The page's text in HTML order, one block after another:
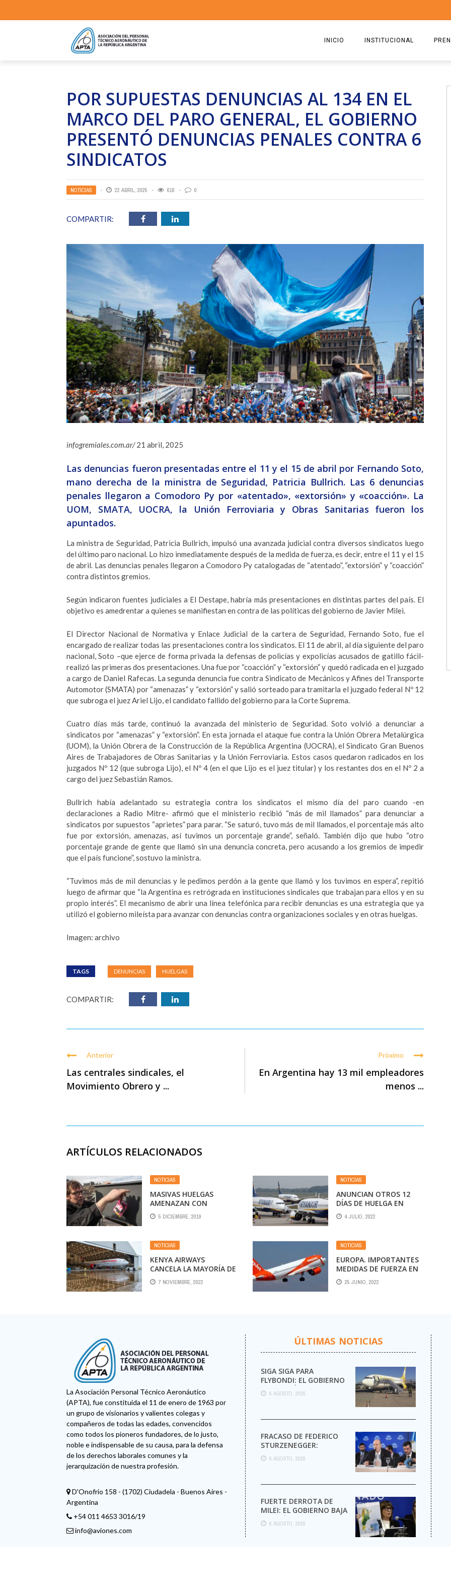
INICIO INSTITUCIONAL
ESTATUTO
COMISIÓN DIRECTIVA 2023-
RICARDO CIRIELLI
POR SUPUESTAS DENUNCIAS AL 134 EN EL
MARCO DEL PARO GENERAL, EL GOBIERNO
PRESENTÓ DENUNCIAS PENALES CONTRA 6
SINDICATOS
NOTICIAS 22 ABRIL, 2025 618 0
COMPARTIR:
infogremiales.com.ar/21 abril, 2025
Las denuncias fueron presentadas entre el 11 y el 15 de abril por Fernando Soto,
mano derecha de la ministra de Seguridad, Patricia Bullrich. Las 6 denuncias
penales llegaron a Comodoro Py por «atentado», «extorsión» y «coacción». La
UOM, SMATA, UOCRA, la Unión Ferroviaria y Obras Sanitarias fueron los
apuntados.
La ministra de Seguridad, Patricia Bullrich, impulsó una avanzada judicial contra diversos sindicatos luego
del último paro nacional. Lo hizo inmediatamente después de la medida de fuerza, es decir, entre el 11 y el 15
de abril. Las denuncias penales llegaron a Comodoro Py catalogadas de “atentado”, “extorsión” y “coacción”
contra distintos gremios.
Según indicaron fuentes judiciales a El Destape, habría más presentaciones en distintas partes del país. El
objetivo es amedrentar a quienes se manifiestan en contra de las políticas del gobierno de Javier Milei.
El Director Nacional de Normativa y Enlace Judicial de la cartera de Seguridad, Fernando Soto, fue el
encargado de realizar todas las presentaciones contra los sindicatos. El 11 de abril, al día siguiente del paro
nacional, Soto –que ejerce de forma privada la defensas de policías y expolicías acusados de gatillo fácil-
realizó las primeras dos presentaciones. Una fue por “coacción” y “extorsión” y quedó radicada en el juzgado
a cargo de Daniel Rafecas. La segunda denuncia fue contra Sindicato de Mecánicos y Afines del Transporte
Automotor (SMATA) por “amenazas” y “extorsión” y salió sorteado para tramitarla el juzgado federal Nº 12
que subroga el juez Ariel Lijo, el candidato fallido del gobierno para la Corte Suprema.
Cuatro días más tarde, continuó la avanzada del ministerio de Seguridad. Soto volvió a denunciar a
sindicatos por “amenazas” y “extorsión”. En esta jornada el ataque fue contra la Unión Obrera Metalúrgica
(UOM), la Unión Obrera de la Construcción de la República Argentina (UOCRA), el Sindicato Gran Buenos
Aires de Trabajadores de Obras Sanitarias y la Unión Ferroviaria. Estos casos quedaron radicados en los
juzgados Nº 12 (que subroga Lijo), el Nº 4 (en el que Lijo es el juez titular) y los restantes dos en el Nº 2 a
cargo del juez Sebastián Ramos.
Bullrich había adelantado su estrategia contra los sindicatos el mismo día del paro cuando -en
declaraciones a Radio Mitre- afirmó que el ministerio recibió “más de mil llamados” para denunciar a
sindicatos por supuestos “aprietes” para parar. “Se saturó, tuvo más de mil llamados, el porcentaje más alto
fue por extorsión, amenazas, así tuvimos un porcentaje grande”, señaló. También dijo que hubo “otro
porcentaje grande de gente que llamó sin una denuncia concreta, pero acusando a los gremios de impedir
que el país funcione”, sostuvo la ministra.
“Tuvimos más de mil denuncias y le pedimos perdón a la gente que llamó y los tuvimos en espera”, repitió
luego de afirmar que “la Argentina es retrógrada en instituciones sindicales que trabajan para ellos y en su
propio interés”. El mecanismo de abrir una línea telefónica para recibir denuncias es una estrategia que ya
utilizó el gobierno mileísta para avanzar con denuncias contra organizaciones sociales y en otras huelgas.
Imagen: archivo
TAGS DENUNCIAS HUELGAS
COMPARTIR:
Anterior
Las centrales sindicales, el
Movimiento Obrero y ...
Próximo
En Argentina hay 13 mil empleadores
menos ...
ARTÍCULOS RELACIONADOS
NOTICIAS
MASIVAS HUELGAS
AMENAZAN CON
PARALIZAR TRANSPORTE
EN FRANCIA
5 DICIEMBRE, 2019
NOTICIAS
ANUNCIAN OTROS 12
DÍAS DE HUELGA EN
RYANAIR
4 JULIO, 2022
NOTICIAS
KENYA AIRWAYS
CANCELA LA MAYORÍA DE
SUS VUELOS POR HUELGA
DE PILOTOS
7 NOVIEMBRE, 2022
NOTICIAS
EUROPA. IMPORTANTES
MEDIDAS DE FUERZA EN
RYANIR, EASYJET,
BRITISH AIRWAYS Y SAS
25 JUNIO, 2022
La Asociación Personal Técnico Aeronáutico
(APTA), fue constituida el 11 de enero de 1963 por
un grupo de visionarios y valientes colegas y
compañeros de todas las edades, convencidos
como todos los pioneros fundadores, de lo justo,
noble e indispensable de su causa, para la defensa
de los derechos laborales comunes y la
jerarquización de nuestra profesión.
D'Onofrio 158 - (1702) Ciudadela - Buenos Aires -
Argentina
+54 011 4653 3016/19
info@aviones.com
ÚLTIMAS NOTICIAS
SIGA SIGA PARA
FLYBONDI: EL GOBIERNO
AUTORIZÓ LA VENTA DE
MÁS PASAJES
6 AGOSTO, 2026
FRACASO DE FEDERICO
STURZENEGGER:
6 AGOSTO, 2026
FUERTE DERROTA DE
MILEI: EL GOBIERNO BAJA
EL CAPÍTULO DE
EXTRANJERIZACIÓN DE
6 AGOSTO, 2026